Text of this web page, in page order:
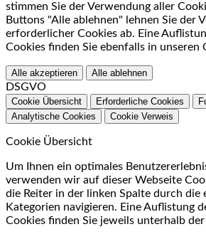
stimmen Sie der Verwendung aller
Buttons "Alle ablehnen" lehnen Sie der
erforderlicher Cookies ab. Eine
Cookies finden Sie ebenfalls in unseren
Alle akzeptieren Alle ablehnen
DSGVO
Cookie Übersicht Erforderliche Cookies
Analytische Cookies
Cookie Verweis
Cookie Übersicht
Um Ihnen ein optimales
verwenden wir auf dieser Webseite
die Reiter in der linken Spalte durch die
Kategorien navigieren. Eine Auflistung
Cookies finden Sie jeweils unterhalb